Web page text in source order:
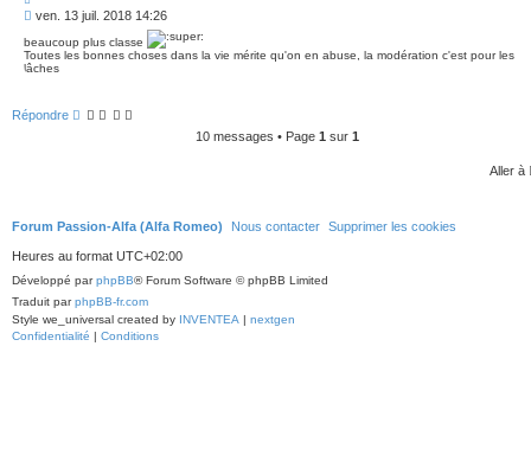
i
t
r
M
s
s
e
ven. 13 juil. 2018 14:26
beaucoup plus classe
Toutes les bonnes choses dans la vie mérite qu'on en abuse, la modération c'est pour les
lâches
Répondre
10 messages • Page 1 sur 1
Aller à
Forum Passion-Alfa (Alfa Romeo) Nous contacter Supprimer les cookies
Heures au format UTC+02:00
Développé parphpBB® Forum Software © phpBB Limited
Traduit parphpBB-fr.com
Style we_universal created by INVENTEA | nextgen
Confidentialité | Conditions